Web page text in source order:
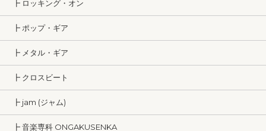
┣ ロッキング・オン
┣ ポップ・ギア
┣ メタル・ギア
┣ クロスビート
┣ jam (ジャム)
┣ 音楽専科 ONGAKUSENKA